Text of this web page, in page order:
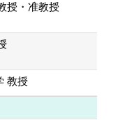
授・准教授
教授